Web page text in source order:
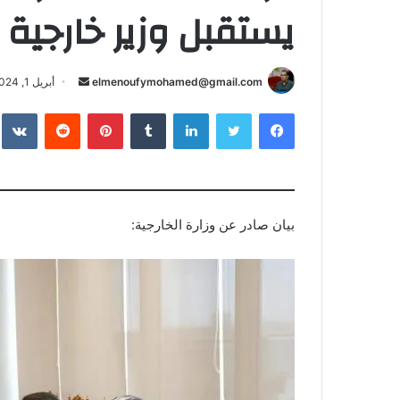
يستقبل وزير خارجية
elmenoufymohamed@gmail.com
أرسل
إلكترونيا
أبريل 1, 2024
فيسبوك تويتر لينكدإن بينتيريست
بيان صادر عن وزارة الخارجية: